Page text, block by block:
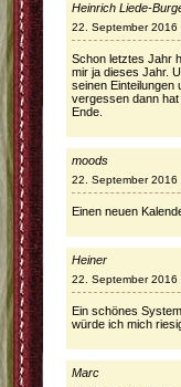
Heinrich Liede-
22. September 2016
Schon letztes Jahr
mir ja dieses Jahr.
seinen Einteilungen
vergessen dann
Ende.
moods
22. September 2016
Einen neuen
Heiner
22. September 2016
Ein schönes
würde ich mich
Marc